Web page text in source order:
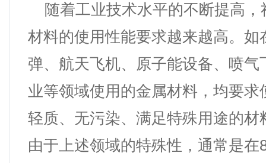
随着工业技术水平的不断提高，
材料的使用性能要求越来越高。如
弹、航天飞机、原子能设备、喷气
业等领域使用的金属材料，均要求
轻质、无污染、满足特殊用途的材
由于上述领域的特殊性，通常是